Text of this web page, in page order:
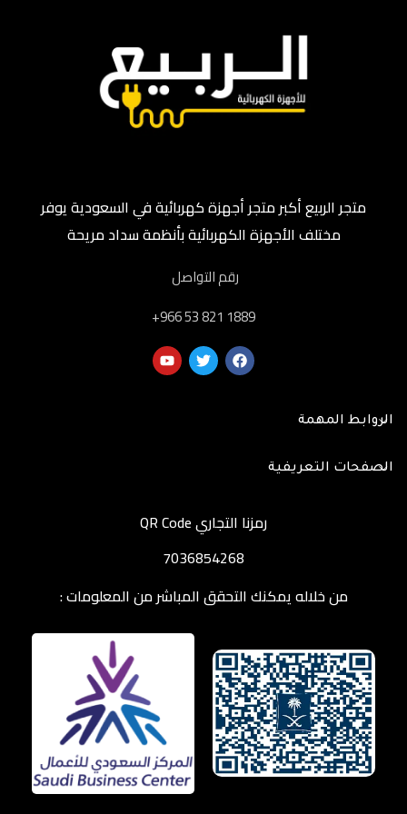
متجر الربيع أكبر متجر أجهزة كهربائية في السعودية يوفر
مختلف الأجهزة الكهربائية بأنظمة سداد مريحة
رقم التواصل
‎+966 53 821 1889
الروابط المهمة
الصفحات التعريفية
رمزنا التجاري QR Code
7036854268
من خلاله يمكنك التحقق المباشر من المعلومات :